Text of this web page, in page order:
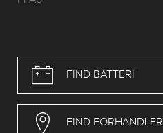
FIND BATTERI
FIND FORHANDLER